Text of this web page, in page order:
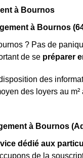
à Bournos
à Bournos
? Pas de
de se préparer
des
des loyers au
à Bournos
dédié aux
de la